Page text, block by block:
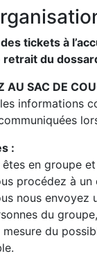
tickets à
retrait du
AU SAC DE
informations
:
êtes en groupe
procédez à
nous envoyez
du groupe,
mesure du